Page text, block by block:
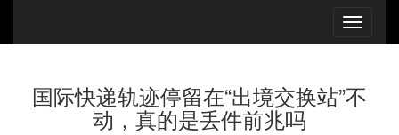
国际快递轨迹停留在“出境交换站”不
动，真的是丢件前兆吗